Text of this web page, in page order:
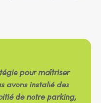
pour maîtriser
avons installé des
de notre parking,